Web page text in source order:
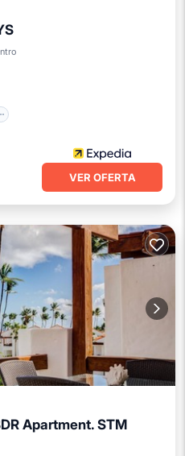
Piscina
VER OFERTA
Apartment. STM